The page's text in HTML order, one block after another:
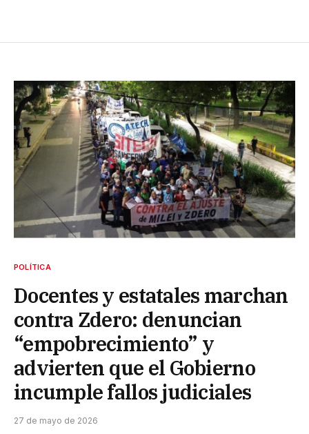
POLÍTICA
Docentes y estatales marchan
contra Zdero: denuncian
“empobrecimiento” y
advierten que el Gobierno
incumple fallos judiciales
27 de mayo de 2026